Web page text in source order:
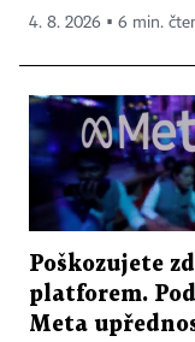
4. 8. 2026 ▪ 6 min.
Poškozujete
platforem.
Meta